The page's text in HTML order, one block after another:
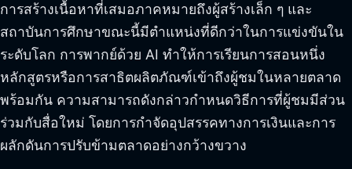
การสร้างเนื้อหาที่เสมอภาคหมายถึงผู้สร้างเล็ก ๆ และ
สถาบันการศึกษาขณะนี้มีตำแหน่งที่ดีกว่าในการแข่งขันใน
ระดับโลก การพากย์ด้วย AI ทำให้การเรียนการสอนหนึ่ง
หลักสูตรหรือการสาธิตผลิตภัณฑ์เข้าถึงผู้ชมในหลายตลาด
พร้อมกัน ความสามารถดังกล่าวกำหนดวิธีการที่ผู้ชมมีส่วน
ร่วมกับสื่อใหม่ โดยการกำจัดอุปสรรคทางการเงินและการ
ผลักดันการปรับข้ามตลาดอย่างกว้างขวาง